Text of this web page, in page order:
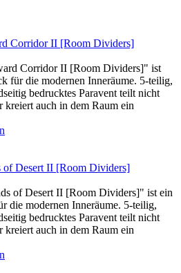
Corridor II [Room Dividers]
Corridor II [Room Dividers]" ist
für die modernen Inneräume. 5-teilig,
bedrucktes Paravent teilt nicht
kreiert auch in dem Raum ein
of Desert II [Room Dividers]
of Desert II [Room Dividers]" ist ein
die modernen Inneräume. 5-teilig,
bedrucktes Paravent teilt nicht
kreiert auch in dem Raum ein